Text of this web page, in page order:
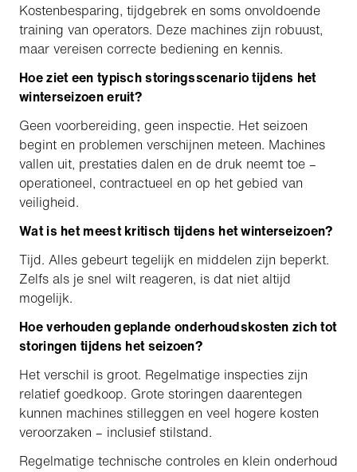
Kostenbesparing, tijdgebrek en soms onvoldoende
training van operators. Deze machines zijn robuust,
maar vereisen correcte bediening en kennis.
Hoe ziet een typisch storingsscenario tijdens het
winterseizoen eruit?
Geen voorbereiding, geen inspectie. Het seizoen
begint en problemen verschijnen meteen. Machines
vallen uit, prestaties dalen en de druk neemt toe –
operationeel, contractueel en op het gebied van
veiligheid.
Wat is het meest kritisch tijdens het winterseizoen?
Tijd. Alles gebeurt tegelijk en middelen zijn beperkt.
Zelfs als je snel wilt reageren, is dat niet altijd
mogelijk.
Hoe verhouden geplande onderhoudskosten zich tot
storingen tijdens het seizoen?
Het verschil is groot. Regelmatige inspecties zijn
relatief goedkoop. Grote storingen daarentegen
kunnen machines stilleggen en veel hogere kosten
veroorzaken – inclusief stilstand.
Regelmatige technische controles en klein onderhoud